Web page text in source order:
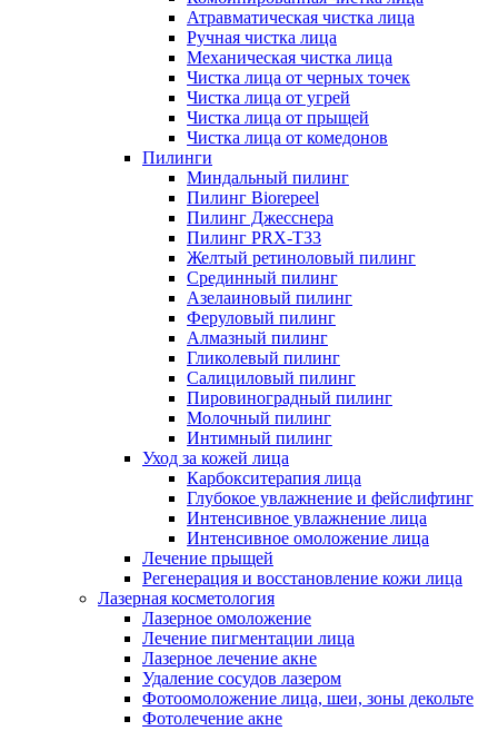
Атравматическая чистка лица
Ручная чистка лица
Механическая чистка лица
Чистка лица от черных точек
Чистка лица от угрей
Чистка лица от прыщей
Чистка лица от комедонов
Пилинги
Миндальный пилинг
Пилинг Biorepeel
Пилинг Джесснера
Пилинг PRX-T33
Желтый ретиноловый пилинг
Срединный пилинг
Азелаиновый пилинг
Феруловый пилинг
Алмазный пилинг
Гликолевый пилинг
Салициловый пилинг
Пировиноградный пилинг
Молочный пилинг
Интимный пилинг
Уход за кожей лица
Карбокситерапия лица
Глубокое увлажнение и фейслифтинг
Интенсивное увлажнение лица
Интенсивное омоложение лица
Лечение прыщей
Регенерация и восстановление кожи лица
Лазерная косметология
Лазерное омоложение
Лечение пигментации лица
Лазерное лечение акне
Удаление сосудов лазером
Фотоомоложение лица, шеи, зоны декольте
Фотолечение акне